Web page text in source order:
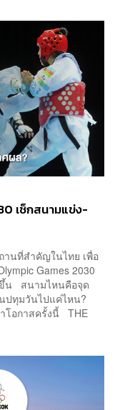
เช็กสนามแข่ง-
านที่สำคัญในไทย เพื่อ
Games 2030
ขึ้น สนามไหนคือจุด
ปทุมวันไปแค่ไหน?
โอกาสครั้งนี้ THE